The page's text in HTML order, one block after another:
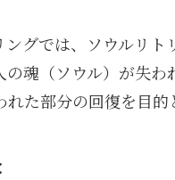
ングでは、ソウルリ
の魂（ソウル）が失
た部分の回復を目的